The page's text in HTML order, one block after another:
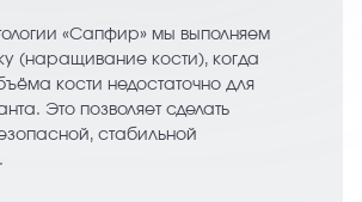
«Сапфир» мы выполняем
(наращивание кости), когда
кости недостаточно для
Это позволяет сделать
стабильной